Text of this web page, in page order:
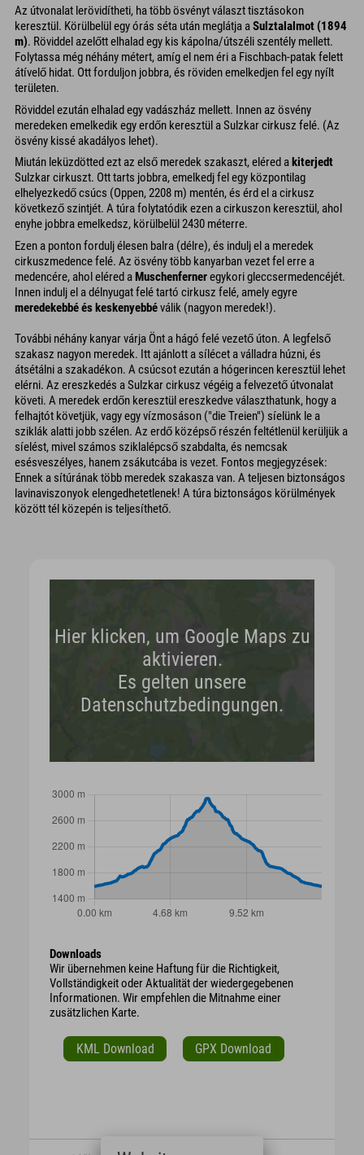
Az útvonalat lerövidítheti, ha több ösvényt választ tisztásokon
keresztül. Körülbelül egy órás séta után meglátja aSulztalalmot (1894
m). Röviddel azelőtt elhalad egy kis kápolna/útszéli szentély mellett.
Folytassa még néhány métert, amíg el nem éri a Fischbach-patak felett
átívelő hidat. Ott forduljon jobbra, és röviden emelkedjen fel egy nyílt
területen.
Röviddel ezután elhalad egy vadászház mellett. Innen az ösvény
meredeken emelkedik egy erdőn keresztül a Sulzkar cirkusz felé. (Az
ösvény kissé akadályos lehet).
Miután leküzdötted ezt az első meredek szakaszt, eléred akiterjedt
Sulzkar cirkuszt. Ott tarts jobbra, emelkedj fel egy központilag
elhelyezkedő csúcs (Oppen, 2208 m) mentén, és érd el a cirkusz
következő szintjét. A túra folytatódik ezen a cirkuszon keresztül, ahol
enyhe jobbra emelkedsz, körülbelül 2430 méterre.
Ezen a ponton fordulj élesen balra (délre), és indulj el a meredek
cirkuszmedence felé. Az ösvény több kanyarban vezet fel erre a
medencére, ahol eléred aMuschenferneregykori gleccsermedencéjét.
Innen indulj el a délnyugat felé tartó cirkusz felé, amely egyre
meredekebbé és keskenyebbéválik (nagyon meredek!).
További néhány kanyar várja Önt a hágó felé vezető úton. A legfelső
szakasz nagyon meredek. Itt ajánlott a sílécet a válladra húzni, és
átsétálni a szakadékon. A csúcsot ezután a hógerincen keresztül lehet
elérni. Az ereszkedés a Sulzkar cirkusz végéig a felvezető útvonalat
követi. A meredek erdőn keresztül ereszkedve választhatunk, hogy a
felhajtót követjük, vagy egy vízmosáson ("die Treien") síelünk le a
sziklák alatti jobb szélen. Az erdő középső részén feltétlenül kerüljük a
síelést, mivel számos sziklalépcső szabdalta, és nemcsak
esésveszélyes, hanem zsákutcába is vezet. Fontos megjegyzések:
Ennek a sítúrának több meredek szakasza van. A teljesen biztonságos
lavinaviszonyok elengedhetetlenek! A túra biztonságos körülmények
között tél közepén is teljesíthető.
Hier klicken, um Google Maps zu
aktivieren.
Es gelten unsere
Datenschutzbedingungen.
Downloads
Wir übernehmen keine Haftung für die Richtigkeit,
Vollständigkeit oder Aktualität der wiedergegebenen
Informationen. Wir empfehlen die Mitnahme einer
zusätzlichen Karte.
KML Download GPX Download